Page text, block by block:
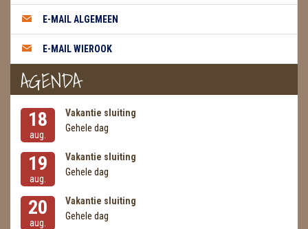
METEORIETEN
READING EN PERSOONLIJK ADVIES
RUWE STENEN
SCHEDELS / SKULLS
SELENIET
SPECIALE STUKKEN
TELEFOON KOORDEN
THEELICHTEN
E-MAIL ALGEMEEN
E-MAIL WIEROOK
AGENDA
18
aug.
Vakantie sluiting
Gehele dag
19
aug.
Vakantie sluiting
Gehele dag
20
aug.
Vakantie sluiting
Gehele dag